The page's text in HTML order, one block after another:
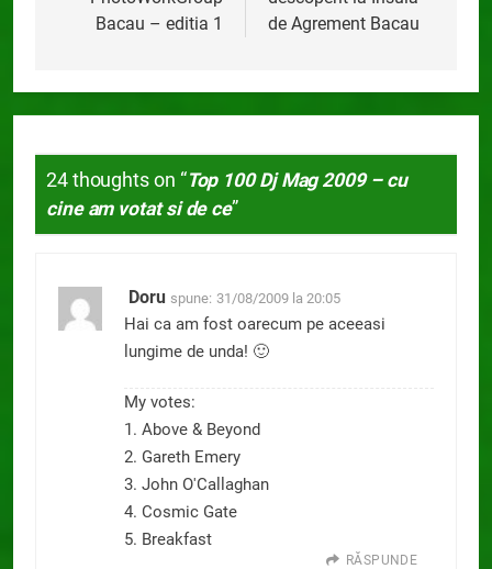
articole
Bacau – editia 1
de Agrement Bacau
24 thoughts on “Top 100 Dj Mag 2009 – cu
cine am votat si de ce”
Doru spune: 31/08/2009 la 20:05
Hai ca am fost oarecum pe aceeasi
lungime de unda! 🙂
My votes:
1. Above & Beyond
2. Gareth Emery
3. John O'Callaghan
4. Cosmic Gate
5. Breakfast
RĂSPUNDE